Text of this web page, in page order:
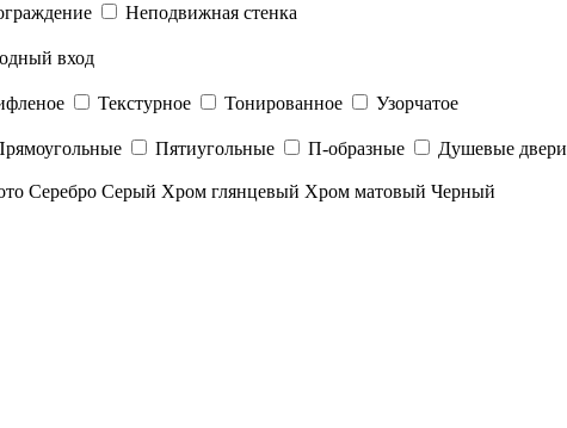
Неподвижная стенка
вход
Текстурное Тонированное
Узорчатое
Пятиугольные П-образные Душевые двери
Серебро Серый Хром глянцевый Хром матовый Черный